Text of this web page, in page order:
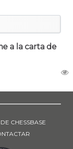
a la carta de
CHESSBASE